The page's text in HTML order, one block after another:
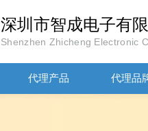
深圳市智成电子有
Shenzhen Zhicheng Electronic
代理产品 代理品